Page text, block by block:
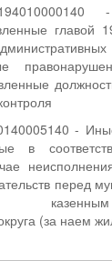
-
главой
-
в
перед
(за наем